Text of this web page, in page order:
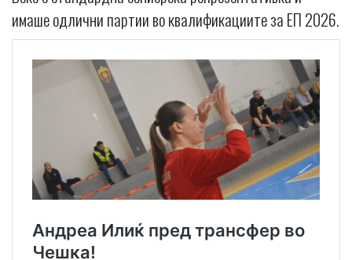
имаше одлични партии во квалификациите за ЕП 2026.